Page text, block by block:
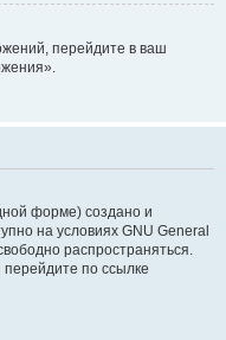
перейдите в ваш
форме) создано и
на условиях GNU General
распространяться.
по ссылке